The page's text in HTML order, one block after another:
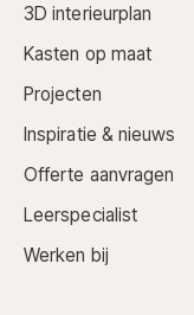
3D interieurplan
Kasten op maat
Projecten
Inspiratie & nieuws
Offerte aanvragen
Leerspecialist
Werken bij